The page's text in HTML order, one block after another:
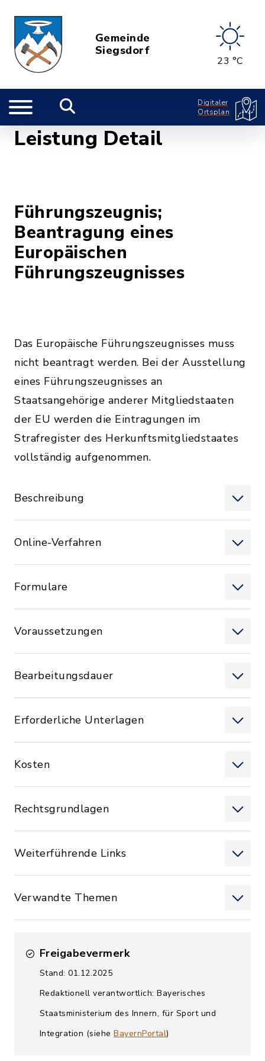
Gemeinde
Siegsdorf
23 °C
Digitaler
Ortsplan
Leistung Detail
Führungszeugnis;
Beantragung eines
Europäischen
Führungszeugnisses
Das Europäische Führungszeugnisses muss
nicht beantragt werden. Bei der Ausstellung
eines Führungszeugnisses an
Staatsangehörige anderer Mitgliedstaaten
der EU werden die Eintragungen im
Strafregister des Herkunftsmitgliedstaates
vollständig aufgenommen.
Beschreibung
Online-Verfahren
Formulare
Voraussetzungen
Bearbeitungsdauer
Erforderliche Unterlagen
Kosten
Rechtsgrundlagen
Weiterführende Links
Verwandte Themen
Freigabevermerk
Stand: 01.12.2025
Redaktionell verantwortlich: Bayerisches
Staatsministerium des Innern, für Sport und
Integration (siehe BayernPortal)